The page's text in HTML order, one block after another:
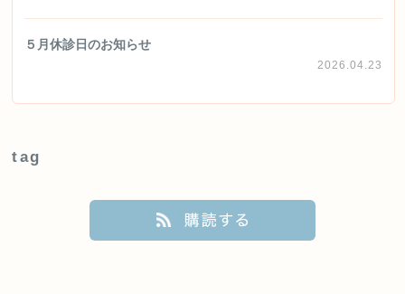
５月休診日のお知らせ
2026.04.23
tag